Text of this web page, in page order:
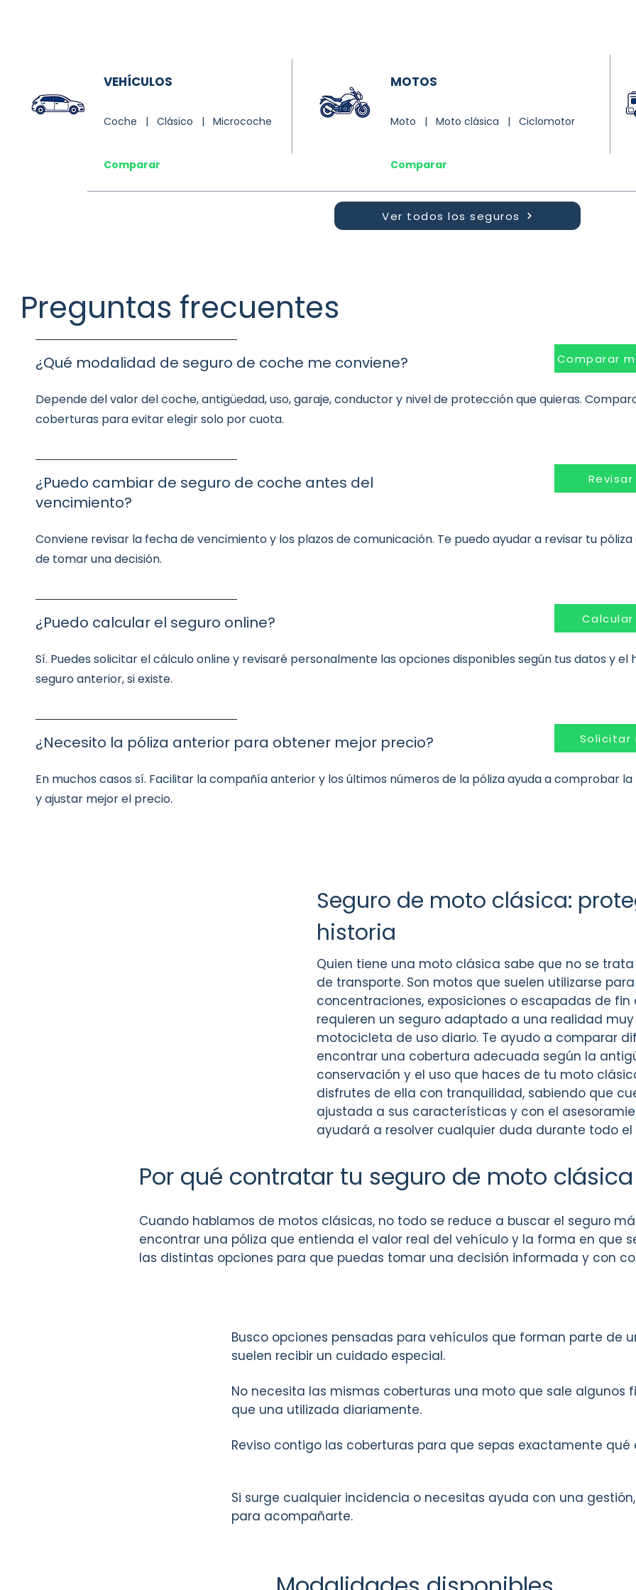
VEHÍCULOS
Coche | Clásico | Microcoche
Comparar
MOTOS
Moto | Moto clásica | Ciclomotor
Comparar
Ver todos los seguros
Preguntas frecuentes
¿Qué modalidad de seguro de coche me conviene? Comparar
Depende del valor del coche, antigüedad, uso, garaje, conductor y nivel de protección que quieras.
coberturas para evitar elegir solo por cuota.
¿Puedo cambiar de seguro de coche antes del
vencimiento?
Conviene revisar la fecha de vencimiento y los plazos de comunicación. Te puedo ayudar a revisar tu
de tomar una decisión.
¿Puedo calcular el seguro online?
Sí. Puedes solicitar el cálculo online y revisaré personalmente las opciones disponibles según tus datos y el
seguro anterior, si existe.
¿Necesito la póliza anterior para obtener mejor precio? Solicitar
En muchos casos sí. Facilitar la compañía anterior y los últimos números de la póliza ayuda a comprobar
y ajustar mejor el precio.
Seguro de moto clásica:
historia
Quien tiene una moto clásica sabe que no se
de transporte. Son motos que suelen utilizarse
concentraciones, exposiciones o escapadas de
requieren un seguro adaptado a una realidad
motocicleta de uso diario. Te ayudo a comparar
encontrar una cobertura adecuada según la
conservación y el uso que haces de tu moto
disfrutes de ella con tranquilidad, sabiendo que
ajustada a sus características y con el
ayudará a resolver cualquier duda durante todo el
Por qué contratar tu seguro de moto
Cuando hablamos de motos clásicas, no todo se reduce a buscar el seguro
encontrar una póliza que entienda el valor real del vehículo y la forma en que
las distintas opciones para que puedas tomar una decisión informada y con
Busco opciones pensadas para vehículos que forman parte de
suelen recibir un cuidado especial.
No necesita las mismas coberturas una moto que sale algunos
que una utilizada diariamente.
Reviso contigo las coberturas para que sepas exactamente
Si surge cualquier incidencia o necesitas ayuda con una
para acompañarte.